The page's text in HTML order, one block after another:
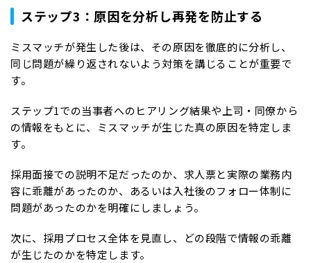
ステップ3：原因を分析し再発を防止する
ミスマッチが発生した後は、その原因を徹底的に分析し、
同じ問題が繰り返されないよう対策を講じることが重要で
す。
ステップ1での当事者へのヒアリング結果や上司・同僚から
の情報をもとに、ミスマッチが生じた真の原因を特定しま
す。
採用面接での説明不足だったのか、求人票と実際の業務内
容に乖離があったのか、あるいは入社後のフォロー体制に
問題があったのかを明確にしましょう。
次に、採用プロセス全体を見直し、どの段階で情報の乖離
が生じたのかを特定します。